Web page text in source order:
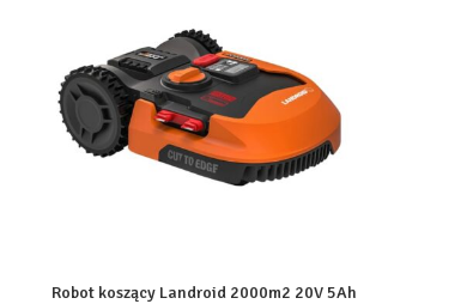
Robot koszący Landroid 2000m2 20V 5Ah